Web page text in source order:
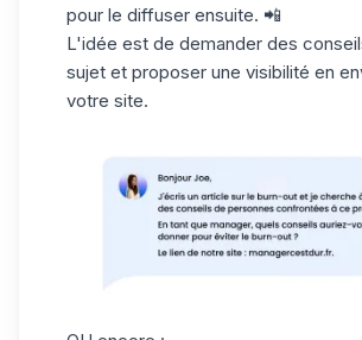
pour le diffuser ensuite. 📲
L'idée est de demander des
sujet et proposer une visibilité en
votre site.